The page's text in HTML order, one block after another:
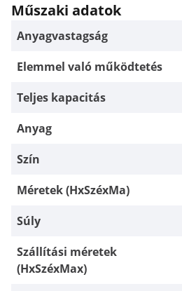
Műszaki adatok
Anyagvastagság
Elemmel való működtetés
Teljes kapacitás
Anyag
Szín
Méretek (HxSzéxMa)
Súly
Szállítási méretek
(HxSzéxMax)